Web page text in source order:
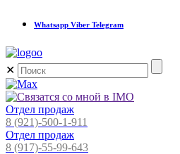
Whatsapp Viber Telegram
✕
Отдел продаж
8 (921)-500-1-911
Отдел продаж
8 (917)-55-99-643